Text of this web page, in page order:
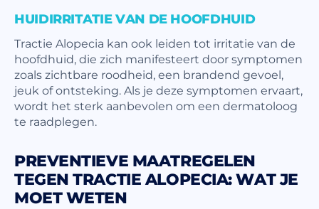
HUIDIRRITATIE VAN DE HOOFDHUID
Tractie Alopecia kan ook leiden tot irritatie van de
hoofdhuid, die zich manifesteert door symptomen
zoals zichtbare roodheid, een brandend gevoel,
jeuk of ontsteking. Als je deze symptomen ervaart,
wordt het sterk aanbevolen om een dermatoloog
te raadplegen.
PREVENTIEVE MAATREGELEN
TEGEN TRACTIE ALOPECIA: WAT JE
MOET WETEN